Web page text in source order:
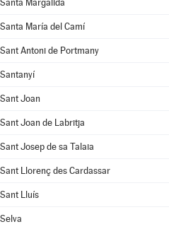
Santa Margalida
Santa María del Camí
Sant Antoni de Portmany
Santanyí
Sant Joan
Sant Joan de Labritja
Sant Josep de sa Talaia
Sant Llorenç des Cardassar
Sant Lluís
Selva